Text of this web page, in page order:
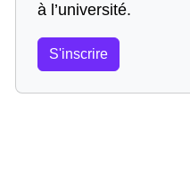
à l’université.
S'inscrire